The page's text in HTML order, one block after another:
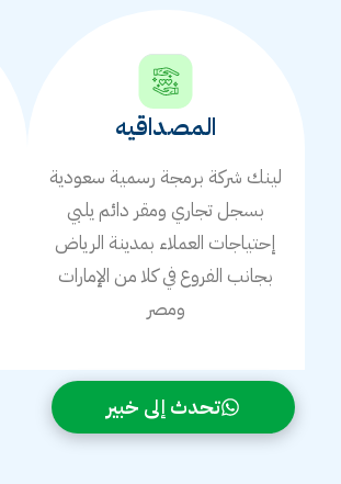
المصداقيه
لينك شركة برمجة رسمية سعودية
بسجل تجاري ومقر دائم يلبي
إحتياجات العملاء بمدينة الرياض
بجانب الفروع في كلا من الإمارات
ومصر
تحدث إلى خبير